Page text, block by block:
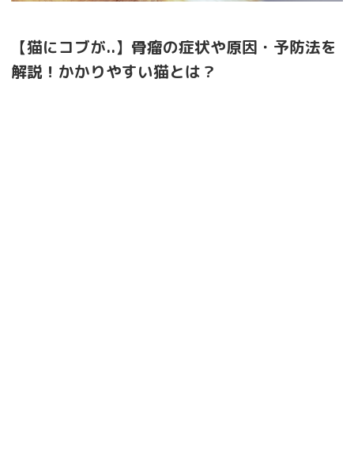
【猫にコブが..】骨瘤の症状や原因・予防法を
解説！かかりやすい猫とは？